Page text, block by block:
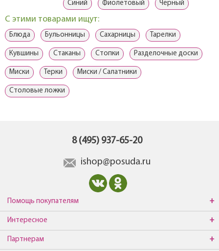
Синий Фиолетовый Черный
С этими товарами ищут:
Блюда Бульонницы Сахарницы Тарелки
Кувшины Стаканы Стопки Разделочные доски
Миски Терки Миски / Салатники
Столовые ложки
8 (495) 937-65-20
ishop@posuda.ru
Помощь покупателям
Интересное
Партнерам